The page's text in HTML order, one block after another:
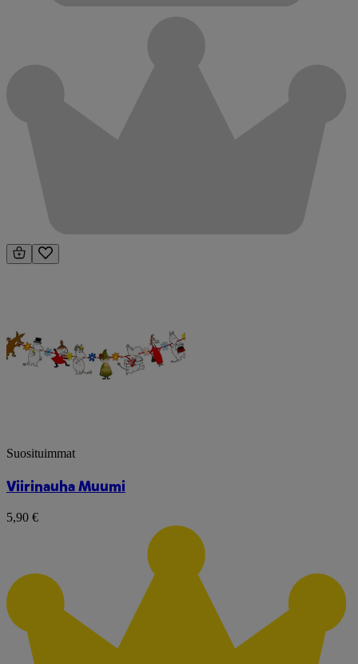
Suosituimmat
Viirinauha Muumi
5,90 €